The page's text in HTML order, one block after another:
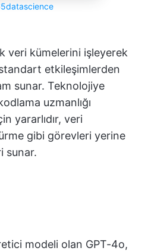
veri kümelerini işleyerek
etkileşimlerden
sunar. Teknolojiye
uzmanlığı
yararlıdır, veri
gibi görevleri yerine
sunar.
modeli olan GPT-4o,